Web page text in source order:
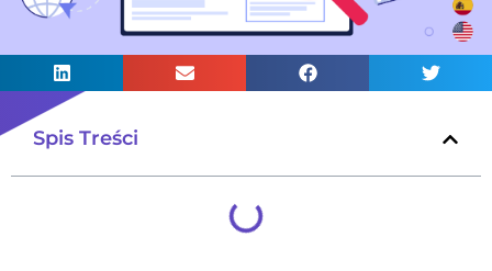
Spis Treści